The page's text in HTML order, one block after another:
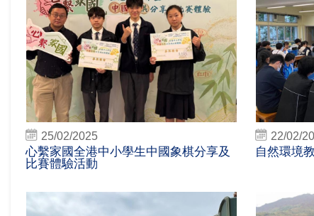
25/02/2025
心繫家國全港中小學生中國象棋分享及
比賽體驗活動
22/02/
自然環境